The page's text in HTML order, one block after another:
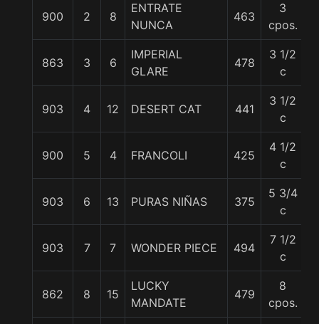
900 2 8
ENTRATE
NUNCA
463
3
cpos.
863 3 6
IMPERIAL
GLARE
478
3 1/2
c
903 4 12 DESERT CAT 441
3 1/2
c
900 5 4 FRANCOLI 425
4 1/2
c
903 6 13 PURAS NIÑAS 375
5 3/4
c
903 7 7 WONDER PIECE 494
7 1/2
c
862 8 15
LUCKY
MANDATE
479
8
cpos.